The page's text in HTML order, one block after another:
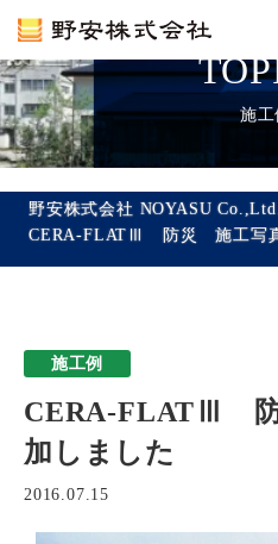
カタログ
瓦ができるまで
会社概要 沿革 代表あい
採用情報
施工
野安株式会社 NOYASU Co.,Ltd.
施工例
CERA-FLATⅢ
加しました
2016.07.15